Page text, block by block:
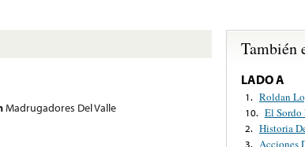
Madrugadores Del Valle
También
LADO A
1. Roldan
10. El Sordo
2. Historia
3. Acciones